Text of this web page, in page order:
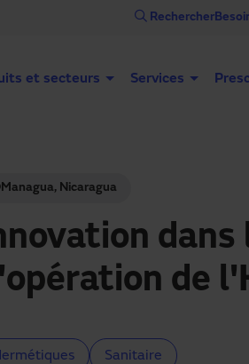
Rechercher
et secteurs Services
Managua, Nicaragua
dans
de
Sanitaire